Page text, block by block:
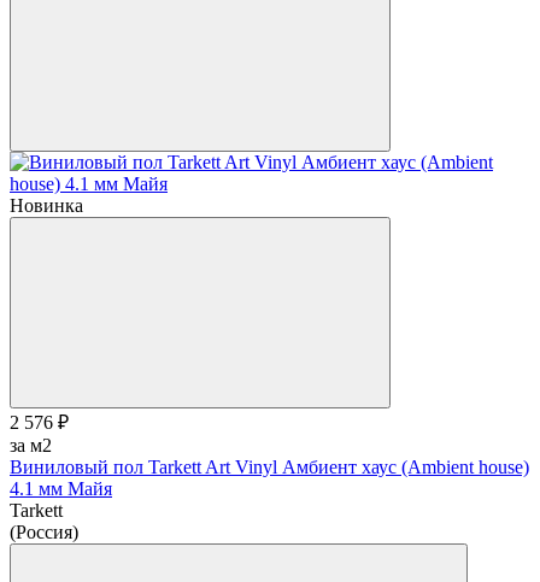
Новинка
2 576 ₽
за м2
Виниловый пол Tarkett Art Vinyl Амбиент хаус (Ambient house)
4.1 мм Майя
Tarkett
(Россия)